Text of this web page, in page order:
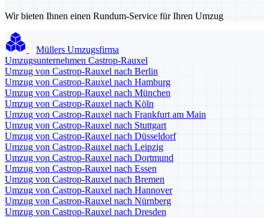
Wir bieten Ihnen einen Rundum-Service für Ihren Umzug
Müllers Umzugsfirma
Umzugsunternehmen Castrop-Rauxel
Umzug von Castrop-Rauxel nach Berlin
Umzug von Castrop-Rauxel nach Hamburg
Umzug von Castrop-Rauxel nach München
Umzug von Castrop-Rauxel nach Köln
Umzug von Castrop-Rauxel nach Frankfurt am Main
Umzug von Castrop-Rauxel nach Stuttgart
Umzug von Castrop-Rauxel nach Düsseldorf
Umzug von Castrop-Rauxel nach Leipzig
Umzug von Castrop-Rauxel nach Dortmund
Umzug von Castrop-Rauxel nach Essen
Umzug von Castrop-Rauxel nach Bremen
Umzug von Castrop-Rauxel nach Hannover
Umzug von Castrop-Rauxel nach Nürnberg
Umzug von Castrop-Rauxel nach Dresden